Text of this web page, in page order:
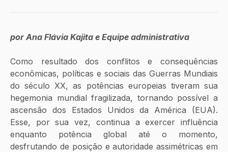
por Ana Flávia Kajita e Equipe administrativa
Como resultado dos conflitos e consequências
econômicas, políticas e sociais das Guerras Mundiais
do século XX, as potências europeias tiveram sua
hegemonia mundial fragilizada, tornando possível a
ascensão dos Estados Unidos da América (EUA).
Esse, por sua vez, continua a exercer influência
enquanto potência global até o momento,
desfrutando de posição e autoridade assimétricas em